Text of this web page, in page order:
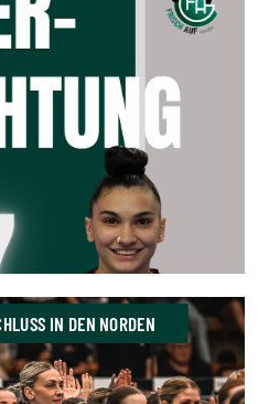
IN DEN NORDEN